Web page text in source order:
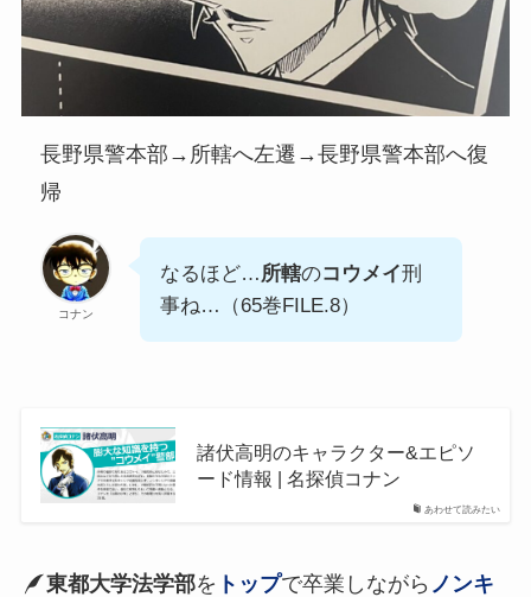
長野県警本部→所轄へ左遷→長野県警本部へ復
帰
コナン
なるほど… 所轄のコウメイ刑
事ね…（65巻FILE.8）
あわせて読みたい
諸伏高明のキャラクター&エピソ
ード情報 | 名探偵コナン
東都大学法学部を トップで卒業しながら ノンキ